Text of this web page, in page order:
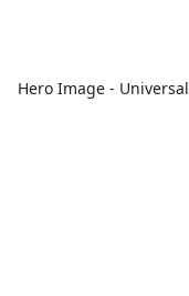
Hero Image - Universal